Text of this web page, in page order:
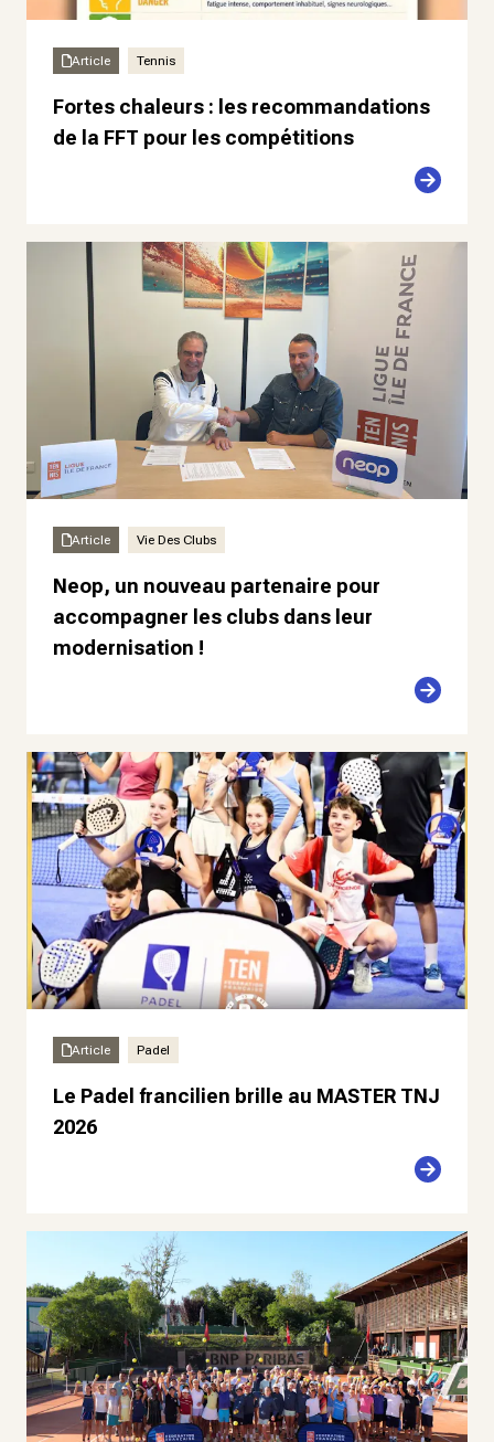
Article Tennis
Fortes chaleurs : les recommandations
de la FFT pour les compétitions
Article Vie Des Clubs
Neop, un nouveau partenaire pour
accompagner les clubs dans leur
modernisation !
Article Padel
Le Padel francilien brille au MASTER TNJ
2026